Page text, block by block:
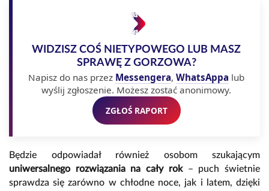
WIDZISZ COŚ NIETYPOWEGO LUB MASZ
SPRAWĘ Z GORZOWA?
Napisz do nas przez Messengera, WhatsAppa lub
wyślij zgłoszenie. Możesz zostać anonimowy.
ZGŁOŚ RAPORT
Będzie odpowiadał również osobom szukającym
uniwersalnego rozwiązania na cały rok– puch świetnie
sprawdza się zarówno w chłodne noce, jak i latem, dzięki